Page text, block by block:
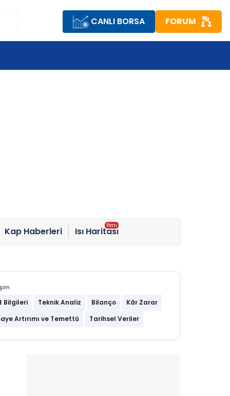
CANLI BORSA FORUM
Kap Haberleri Isı Haritası
Bilgileri Teknik Analiz Bilanço
Kâr Zarar
Artırımı ve Temettü
Tarihsel Veriler